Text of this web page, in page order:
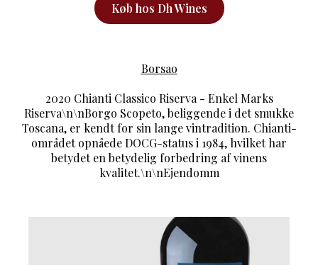
Køb hos Dh Wines
Borsao
2020 Chianti Classico Riserva - Enkel Marks
Riserva\n\nBorgo Scopeto, beliggende i det smukke
Toscana, er kendt for sin lange vintradition. Chianti-
området opnåede DOCG-status i 1984, hvilket har
betydet en betydelig forbedring af vinens
kvalitet.\n\nEjendomm